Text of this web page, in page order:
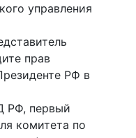
управления
прав
РФ в
РФ, первый
комитета по